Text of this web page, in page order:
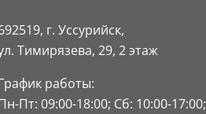
г. Уссурийск,
Тимирязева, 29, 2 этаж
работы:
Пт: 09:00-18:00; Сб: 10:00-17:00;